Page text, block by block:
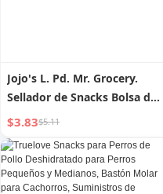
Jojo's L. Pd. Mr. Grocery.
Sellador de Snacks Bolsa de
Papas Fritas Cierre para
Alimentos | Solapa Dura
$3.83$5.11